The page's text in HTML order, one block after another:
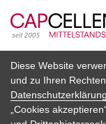
Beteiligungen
THE
Diese Website
und zu Ihren
Datenschutzerklärung
„Cookies